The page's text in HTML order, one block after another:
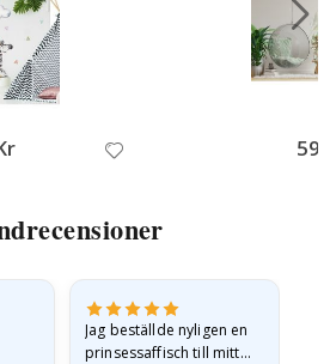
Jag beställde nyligen en
prinsessaffisch till mitt